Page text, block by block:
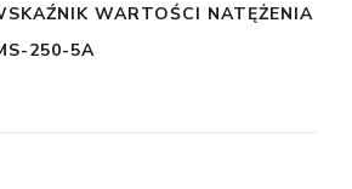
WARTOŚCI NATĘŻENIA
250-5A